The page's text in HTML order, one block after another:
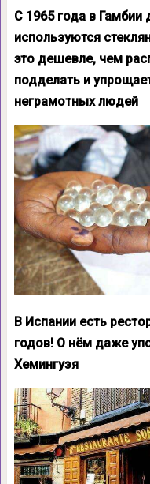
С 1965 года в Гамбии
используются
это дешевле, чем
подделать и
неграмотных людей
В Испании есть
годов! О нём даже
Хемингуэя